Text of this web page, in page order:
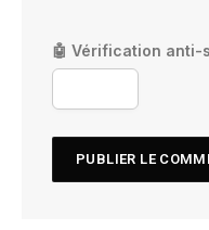
🤖 Vérification anti-